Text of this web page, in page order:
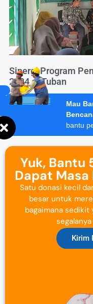
Sinergi Program
2024 di Tuban
Mau
bantu
Yuk, Bantu
Dapat Masa
Satu donasi kecil
besar untuk
bagaimana sedikit
Kirim